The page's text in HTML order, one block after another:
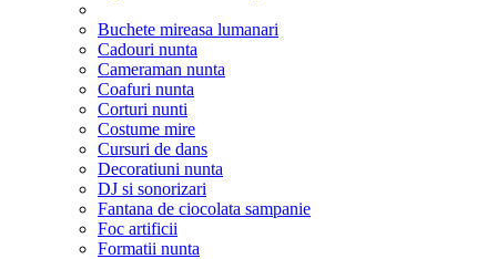
Buchete mireasa lumanari
Cadouri nunta
Cameraman nunta
Coafuri nunta
Corturi nunti
Costume mire
Cursuri de dans
Decoratiuni nunta
DJ si sonorizari
Fantana de ciocolata sampanie
Foc artificii
Formatii nunta